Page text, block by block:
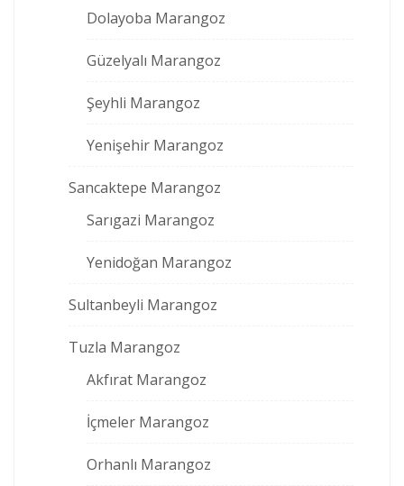
Dolayoba Marangoz
Güzelyalı Marangoz
Şeyhli Marangoz
Yenişehir Marangoz
Sancaktepe Marangoz
Sarıgazi Marangoz
Yenidoğan Marangoz
Sultanbeyli Marangoz
Tuzla Marangoz
Akfırat Marangoz
İçmeler Marangoz
Orhanlı Marangoz